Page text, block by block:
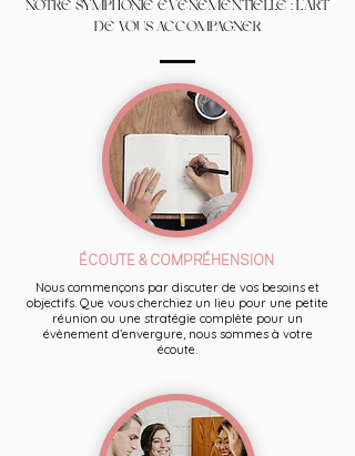
NOTRE SYMPHONIE ÉVÉNEMENTIELLE : L'ART
DE VOUS ACCOMPAGNER
ÉCOUTE & COMPRÉHENSION
Nous commençons par discuter de vos besoins et
objectifs. Que vous cherchiez un lieu pour une petite
réunion ou une stratégie complète pour un
évènement d’envergure, nous sommes à votre
écoute.